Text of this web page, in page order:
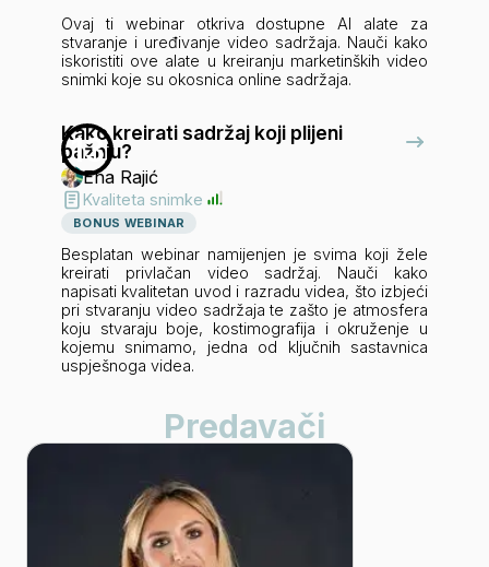
Ovaj ti webinar otkriva dostupne AI alate za
stvaranje i uređivanje video sadržaja. Nauči kako
iskoristiti ove alate u kreiranju marketinških video
snimki koje su okosnica online sadržaja.
13
Kako kreirati sadržaj koji plijeni
pažnju?
Ena Rajić
Kvaliteta snimke
BONUS WEBINAR
Besplatan webinar namijenjen je svima koji žele
kreirati privlačan video sadržaj. Nauči kako
napisati kvalitetan uvod i razradu videa, što izbjeći
pri stvaranju video sadržaja te zašto je atmosfera
koju stvaraju boje, kostimografija i okruženje u
kojemu snimamo, jedna od ključnih sastavnica
uspješnoga videa.
Predavači